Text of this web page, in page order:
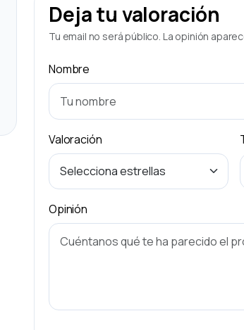
Deja tu valoración
Tu email no será público. La opinión
Nombre
Valoración
Opinión